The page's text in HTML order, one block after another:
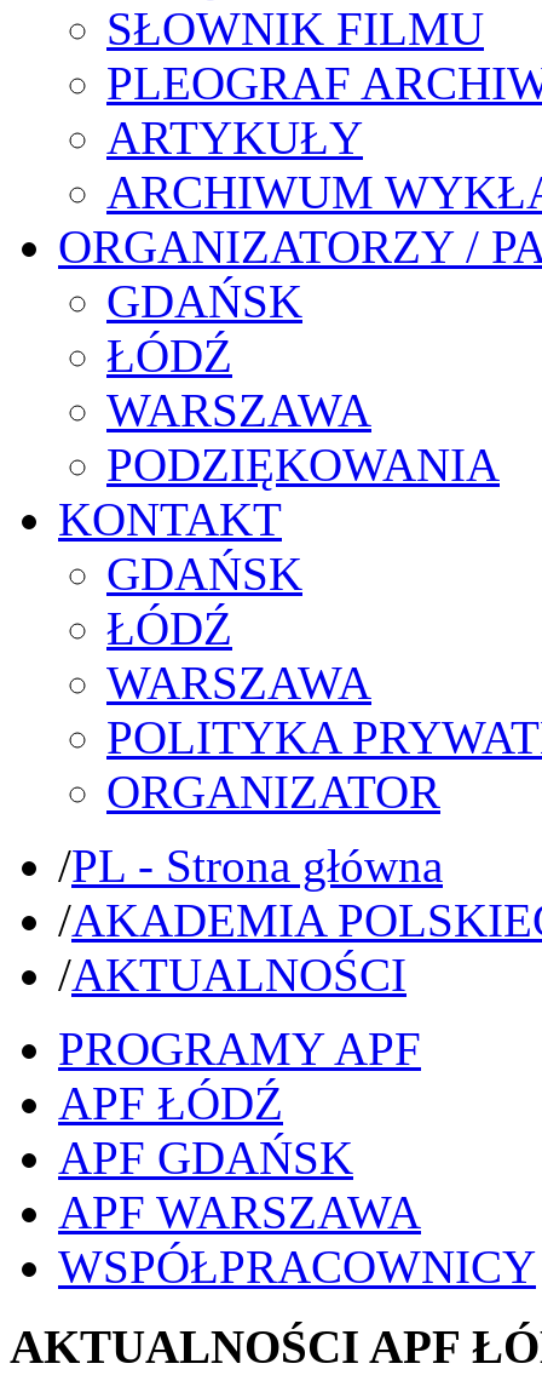
SŁOWNIK FILMU
PLEOGRAF
ARTYKUŁY
ARCHIWUM
ORGANIZATORZY /
GDAŃSK
ŁÓDŹ
WARSZAWA
PODZIĘKOWANIA
KONTAKT
GDAŃSK
ŁÓDŹ
WARSZAWA
POLITYKA
ORGANIZATOR
/PL - Strona główna
/AKADEMIA
/AKTUALNOŚCI
PROGRAMY APF
APF ŁÓDŹ
APF GDAŃSK
APF WARSZAWA
WSPÓŁPRACOWNICY
AKTUALNOŚCI APF